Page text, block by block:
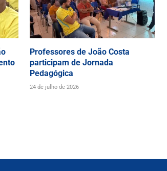
Professores de João Costa
participam de Jornada
Pedagógica
24 de julho de 2026